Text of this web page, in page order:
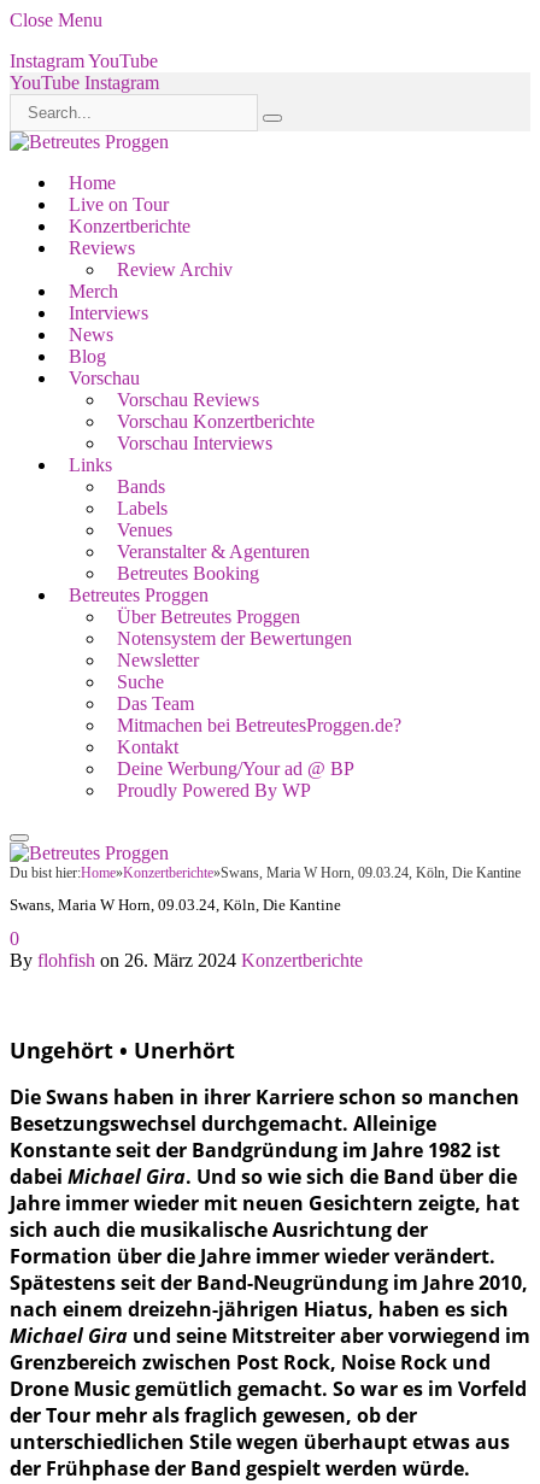
Close Menu
InstagramYouTube
YouTube Instagram
Home
Live on Tour
Konzertberichte
Reviews
Review Archiv
Merch
Interviews
News
Blog
Vorschau
Vorschau Reviews
Vorschau Konzertberichte
Vorschau Interviews
Links
Bands
Labels
Venues
Veranstalter & Agenturen
Betreutes Booking
Betreutes Proggen
Über Betreutes Proggen
Notensystem der Bewertungen
Newsletter
Suche
Das Team
Mitmachen bei BetreutesProggen.de?
Kontakt
Deine Werbung/Your ad @ BP
Proudly Powered By WP
Du bist hier:Home»Konzertberichte»Swans, Maria W Horn, 09.03.24, Köln, Die Kantine
Swans, Maria W Horn, 09.03.24, Köln, Die Kantine
0
By flohfish on 26. März 2024 Konzertberichte
Ungehört • Unerhört
Die Swans haben in ihrer Karriere schon so manchen
Besetzungswechsel durchgemacht. Alleinige
Konstante seit der Bandgründung im Jahre 1982 ist
dabei Michael Gira. Und so wie sich die Band über die
Jahre immer wieder mit neuen Gesichtern zeigte, hat
sich auch die musikalische Ausrichtung der
Formation über die Jahre immer wieder verändert.
Spätestens seit der Band-Neugründung im Jahre 2010,
nach einem dreizehn-jährigen Hiatus, haben es sich
Michael Gira und seine Mitstreiter aber vorwiegend im
Grenzbereich zwischen Post Rock, Noise Rock und
Drone Music gemütlich gemacht. So war es im Vorfeld
der Tour mehr als fraglich gewesen, ob der
unterschiedlichen Stile wegen überhaupt etwas aus
der Frühphase der Band gespielt werden würde.